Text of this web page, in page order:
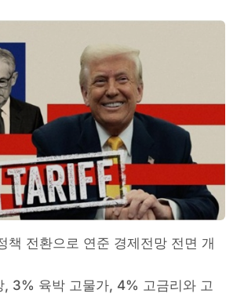
책 전환으로 연준 경제전망 전면 개
, 3% 육박 고물가, 4% 고금리와 고